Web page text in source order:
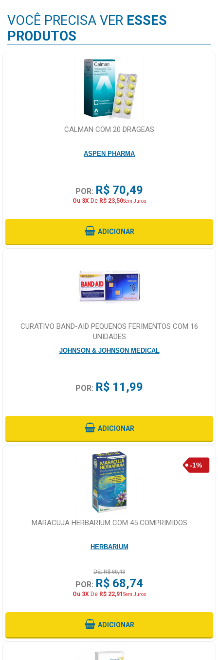
VOCÊ PRECISA VER ESSES
PRODUTOS
CALMAN COM 20 DRAGEAS
ASPEN PHARMA
POR: R$ 70,49
Ou 3XDe R$ 23,50Sem Juros
ADICIONAR
CURATIVO BAND-AID PEQUENOS FERIMENTOS COM 16
UNIDADES
JOHNSON & JOHNSON MEDICAL
POR: R$ 11,99
ADICIONAR
MARACUJA HERBARIUM COM 45 COMPRIMIDOS
HERBARIUM
DE: R$ 69,43
POR: R$ 68,74
Ou 3XDe R$ 22,91Sem Juros
ADICIONAR